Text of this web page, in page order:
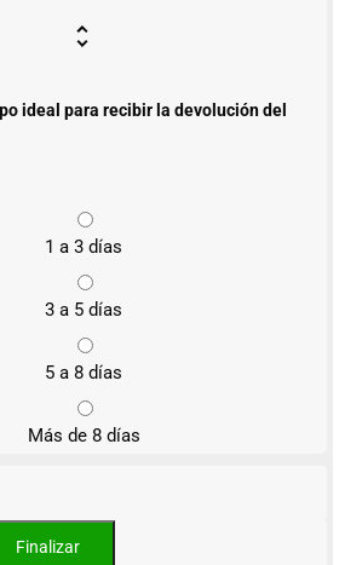
ideal para recibir la devolución del
1 a 3 días
3 a 5 días
5 a 8 días
Más de 8 días